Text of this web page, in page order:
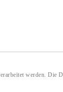
werden. Die